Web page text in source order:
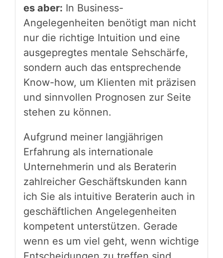
es aber: In Business-
Angelegenheiten benötigt man nicht
nur die richtige Intuition und eine
ausgepregtes mentale Sehschärfe,
sondern auch das entsprechende
Know-how, um Klienten mit präzisen
und sinnvollen Prognosen zur Seite
stehen zu können.
Aufgrund meiner langjährigen
Erfahrung als internationale
Unternehmerin und als Beraterin
zahlreicher Geschäftskunden kann
ich Sie als intuitive Beraterin auch in
geschäftlichen Angelegenheiten
kompetent unterstützen. Gerade
wenn es um viel geht, wenn wichtige